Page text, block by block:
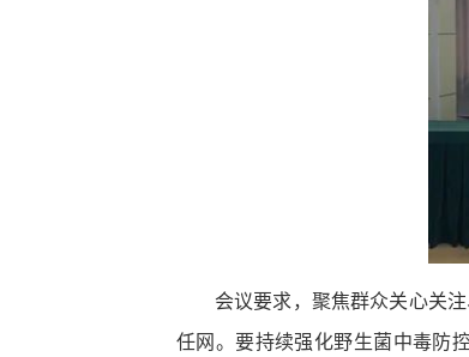
会议要求，聚焦群众关心关
任网。要持续强化野生菌中毒防